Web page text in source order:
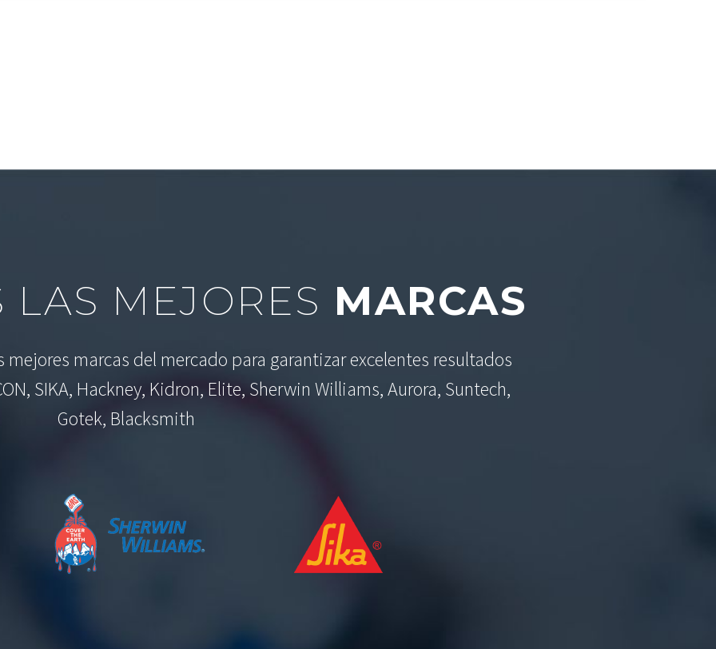
MEJORES MARCAS
mejores marcas del mercado para garantizar excelentes resultados
SIKA, Hackney, Kidron, Elite, Sherwin Williams, Aurora, Suntech,
Gotek, Blacksmith